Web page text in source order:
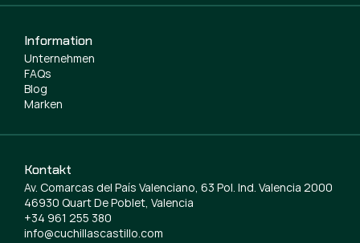
Information
Unternehmen
FAQs
Blog
Marken
Kontakt
Av. Comarcas del País Valenciano, 63 Pol. Ind. Valencia 2000
46930 Quart De Poblet, Valencia
+34 961 255 380
info@cuchillascastillo.com